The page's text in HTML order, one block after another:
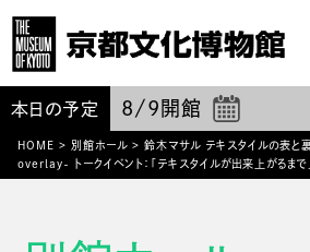
本日の予定 8/9 開館
HOME > 別館ホール> 鈴木マサル テキスタイルの
overlay- トークイベント：「テキスタイルが出来上がるまで